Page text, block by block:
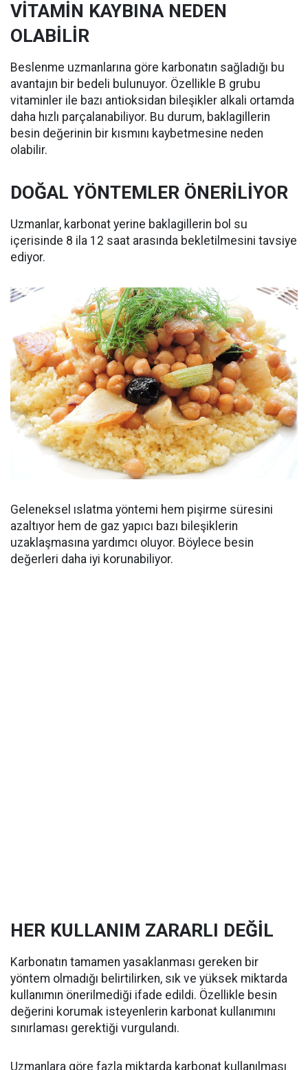
VİTAMİN KAYBINA NEDEN
OLABİLİR
Beslenme uzmanlarına göre karbonatın sağladığı bu
avantajın bir bedeli bulunuyor. Özellikle B grubu
vitaminler ile bazı antioksidan bileşikler alkali ortamda
daha hızlı parçalanabiliyor. Bu durum, baklagillerin
besin değerinin bir kısmını kaybetmesine neden
olabilir.
DOĞAL YÖNTEMLER ÖNERİLİYOR
Uzmanlar, karbonat yerine baklagillerin bol su
içerisinde 8 ila 12 saat arasında bekletilmesini tavsiye
ediyor.
Geleneksel ıslatma yöntemi hem pişirme süresini
azaltıyor hem de gaz yapıcı bazı bileşiklerin
uzaklaşmasına yardımcı oluyor. Böylece besin
değerleri daha iyi korunabiliyor.
HER KULLANIM ZARARLI DEĞİL
Karbonatın tamamen yasaklanması gereken bir
yöntem olmadığı belirtilirken, sık ve yüksek miktarda
kullanımın önerilmediği ifade edildi. Özellikle besin
değerini korumak isteyenlerin karbonat kullanımını
sınırlaması gerektiği vurgulandı.
Uzmanlara göre fazla miktarda karbonat kullanılması